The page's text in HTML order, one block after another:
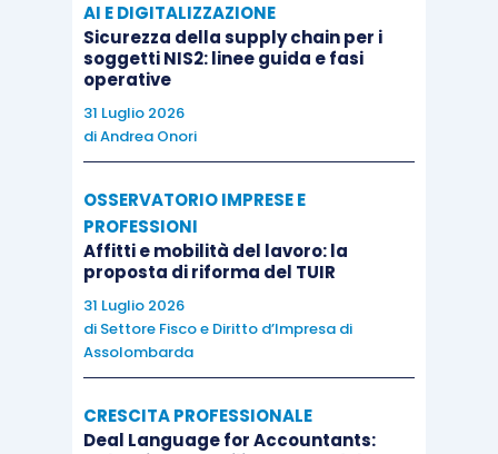
AI E DIGITALIZZAZIONE
Sicurezza della supply chain per i
soggetti NIS2: linee guida e fasi
operative
31 Luglio 2026
diAndrea Onori
OSSERVATORIO IMPRESE E
PROFESSIONI
Affitti e mobilità del lavoro: la
proposta di riforma del TUIR
31 Luglio 2026
di Settore Fisco e Diritto d’Impresa di
Assolombarda
CRESCITA PROFESSIONALE
Deal Language for Accountants: